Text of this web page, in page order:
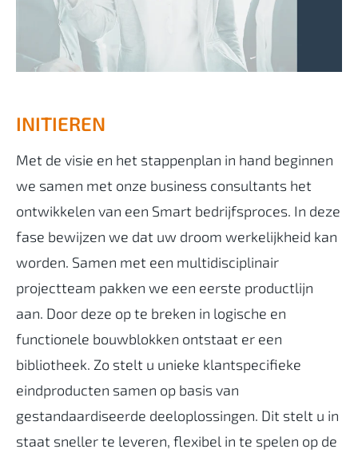
INITIEREN
Met de visie en het stappenplan in hand beginnen
we samen met onze business consultants het
ontwikkelen van een Smart bedrijfsproces. In deze
fase bewijzen we dat uw droom werkelijkheid kan
worden. Samen met een multidisciplinair
projectteam pakken we een eerste productlijn
aan. Door deze op te breken in logische en
functionele bouwblokken ontstaat er een
bibliotheek. Zo stelt u unieke klantspecifieke
eindproducten samen op basis van
gestandaardiseerde deeloplossingen. Dit stelt u in
staat sneller te leveren, flexibel in te spelen op de